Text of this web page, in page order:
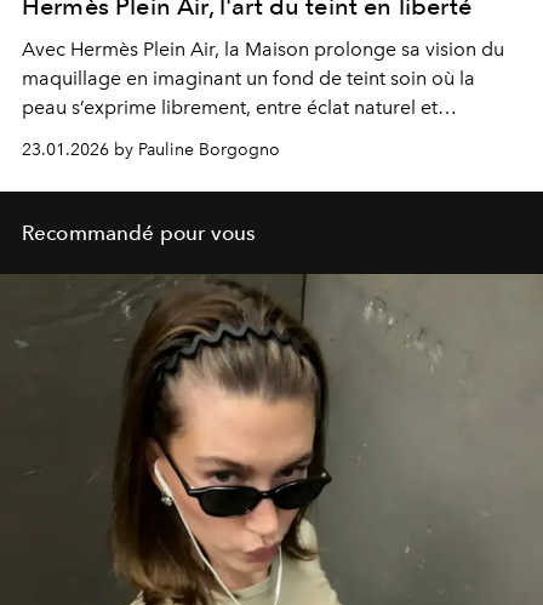
Hermès Plein Air, l'art du teint en liberté
Avec Hermès Plein Air, la Maison prolonge sa vision du
maquillage en imaginant un fond de teint soin où la
peau s’exprime librement, entre éclat naturel et
sophistication maîtrisée.
23.01.2026 by Pauline Borgogno
Recommandé pour vous